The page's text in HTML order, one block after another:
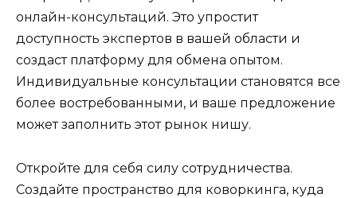
онлайн-консультаций. Это упростит
доступность экспертов в вашей области и
создаст платформу для обмена опытом.
Индивидуальные консультации становятся все
более востребованными, и ваше предложение
может заполнить этот рынок нишу.
Откройте для себя силу сотрудничества.
Создайте пространство для коворкинга, куда